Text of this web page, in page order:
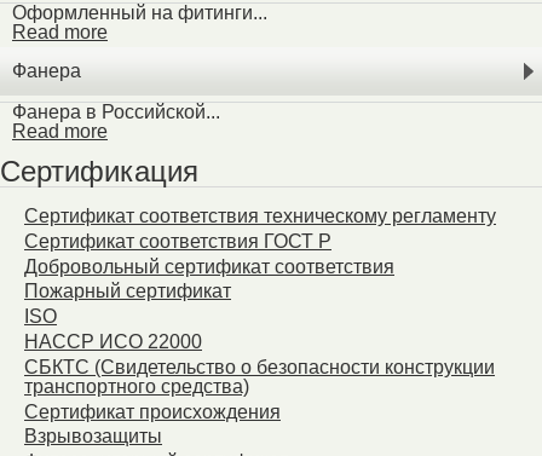
Оформленный на фитинги...
Read more
Фанера
Фанера в Российской...
Read more
Сертификация
Сертификат соответствия техническому регламенту
Сертификат соответствия ГОСТ Р
Добровольный сертификат соответствия
Пожарный сертификат
ISO
HACCP ИСО 22000
СБКТС (Свидетельство о безопасности конструкции
транспортного средства)
Сертификат происхождения
Взрывозащиты